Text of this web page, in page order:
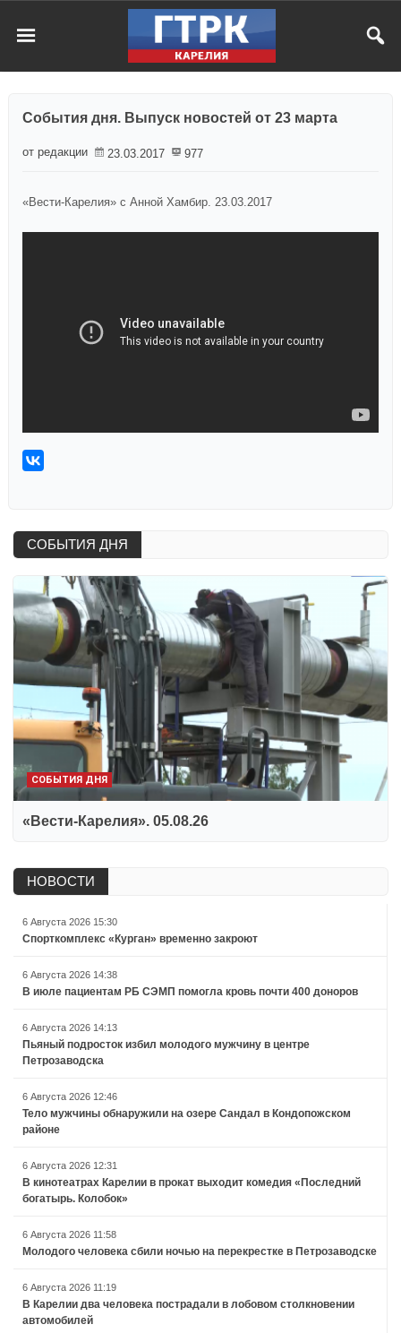
События дня. Выпуск новостей от 23 марта
от редакции 23.03.2017 977
«Вести-Карелия» с Анной Хамбир. 23.03.2017
СОБЫТИЯ ДНЯ
СОБЫТИЯ ДНЯ
«Вести-Карелия». 05.08.26
НОВОСТИ
6 Августа 2026 15:30
Спорткомплекс «Курган» временно закроют
6 Августа 2026 14:38
В июле пациентам РБ СЭМП помогла кровь почти 400 доноров
6 Августа 2026 14:13
Пьяный подросток избил молодого мужчину в центре
Петрозаводска
6 Августа 2026 12:46
Тело мужчины обнаружили на озере Сандал в Кондопожском
районе
6 Августа 2026 12:31
В кинотеатрах Карелии в прокат выходит комедия «Последний
богатырь. Колобок»
6 Августа 2026 11:58
Молодого человека сбили ночью на перекрестке в Петрозаводске
6 Августа 2026 11:19
В Карелии два человека пострадали в лобовом столкновении
автомобилей